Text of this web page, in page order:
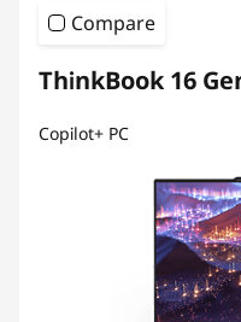
Compare
ThinkBook 16
Copilot+ PC